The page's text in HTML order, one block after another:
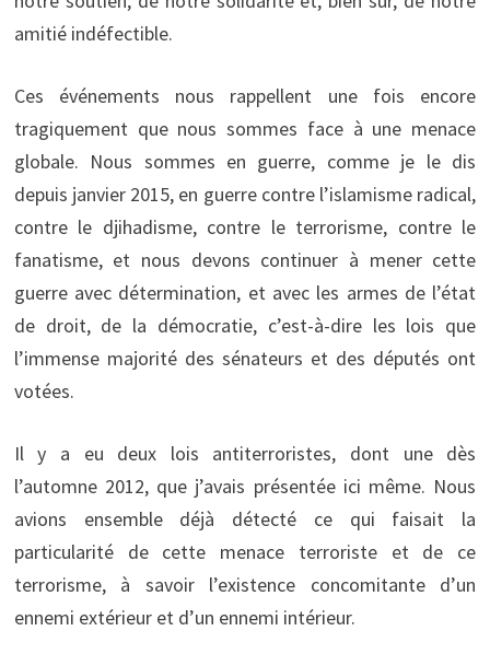
amitié indéfectible.
Ces événements nous rappellent une fois encore
tragiquement que nous sommes face à une menace
globale. Nous sommes en guerre, comme je le dis
depuis janvier 2015, en guerre contre l’islamisme radical,
contre le djihadisme, contre le terrorisme, contre le
fanatisme, et nous devons continuer à mener cette
guerre avec détermination, et avec les armes de l’état
de droit, de la démocratie, c’est-à-dire les lois que
l’immense majorité des sénateurs et des députés ont
votées.
Il y a eu deux lois antiterroristes, dont une dès
l’automne 2012, que j’avais présentée ici même. Nous
avions ensemble déjà détecté ce qui faisait la
particularité de cette menace terroriste et de ce
terrorisme, à savoir l’existence concomitante d’un
ennemi extérieur et d’un ennemi intérieur.